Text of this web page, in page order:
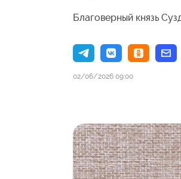
Благоверный князь
02/06/2026 09:00